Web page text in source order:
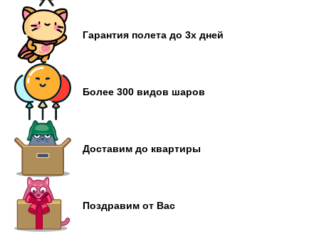
Гарантия полета до 3х дней
Более 300 видов шаров
Доставим до квартиры
Поздравим от Вас